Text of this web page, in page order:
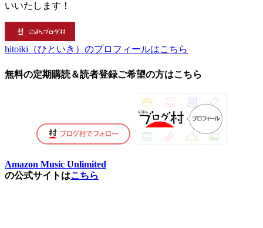
いいたします！
hitoiki（ひといき）のプロフィールはこちら
無料の定期購読＆読者登録ご希望の方はこちら
Amazon Music Unlimited
の公式サイトはこちら